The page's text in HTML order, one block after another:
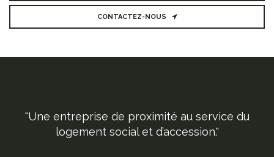
CONTACTEZ-NOUS
"Une entreprise de proximité au service du
logement social et d’accession."